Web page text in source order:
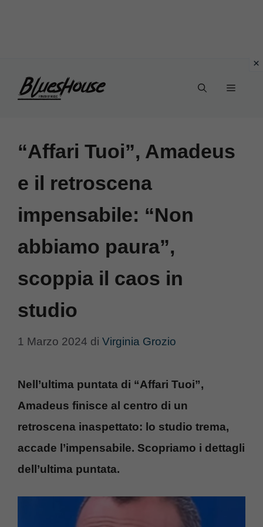
Menu
“Affari Tuoi”, Amadeus
e il retroscena
impensabile: “Non
abbiamo paura”,
scoppia il caos in
studio
1 Marzo 2024 di Virginia Grozio
Nell’ultima puntata di “Affari Tuoi”,
Amadeus finisce al centro di un
retroscena inaspettato: lo studio trema,
accade l’impensabile. Scopriamo i dettagli
dell’ultima puntata.